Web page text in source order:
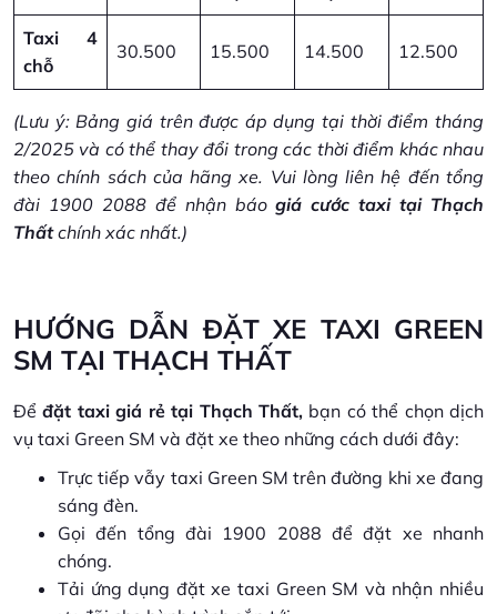
Taxi 4
chỗ
30.500 15.500 14.500 12.500
(Lưu ý: Bảng giá trên được áp dụng tại thời điểm tháng
2/2025 và có thể thay đổi trong các thời điểm khác nhau
theo chính sách của hãng xe. Vui lòng liên hệ đến tổng
đài 1900 2088 để nhận báogiá cước taxi tại Thạch
Thấtchính xác nhất.)
HƯỚNG DẪN ĐẶT XE TAXI GREEN
SM TẠI THẠCH THẤT
Đểđặt taxi giá rẻ tại Thạch Thất,bạn có thể chọn dịch
vụ taxi Green SM và đặt xe theo những cách dưới đây:
Trực tiếp vẫy taxi Green SM trên đường khi xe đang
sáng đèn.
Gọi đến tổng đài 1900 2088 để đặt xe nhanh
chóng.
Tải ứng dụng đặt xe taxi Green SM và nhận nhiều